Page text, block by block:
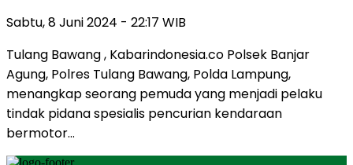
Sabtu, 8 Juni 2024 - 22:17 WIB
Tulang Bawang , Kabarindonesia.co Polsek Banjar
Agung, Polres Tulang Bawang, Polda Lampung,
menangkap seorang pemuda yang menjadi pelaku
tindak pidana spesialis pencurian kendaraan
bermotor…